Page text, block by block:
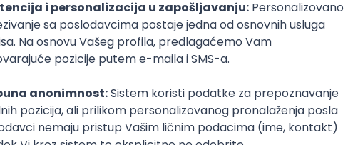
Pravo
Pravni fakultet